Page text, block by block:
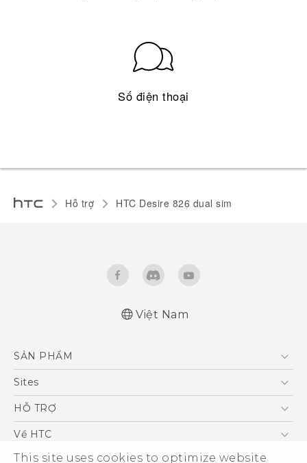
This site uses cookies to optimize website
Số điện thoại
Hỗ trợ HTC Desire 826 dual sim‎
Việt Nam
SẢN PHẨM
5G
Điện Thoại Thông Minh
VIVE
Sites
HTC Dev
HỖ TRỢ
Trung tâm hỗ trợ
Hỗ trợ bảo hành HTC
Về HTC
ESG